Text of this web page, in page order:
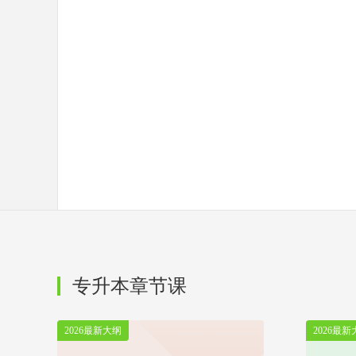
专升本章节课
2026最新大纲 2026最新